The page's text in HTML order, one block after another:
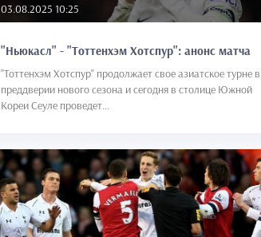
03.08.2025 10:25
"Ньюкасл" - "Тоттенхэм Хотспур": анонс матча
"Тоттенхэм Хотспур" продолжает свое азиатское турне в
преддверии нового сезона и сегодня в столице Южной
Кореи Сеуле проведет...